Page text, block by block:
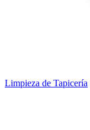
Limpieza de Tapicería